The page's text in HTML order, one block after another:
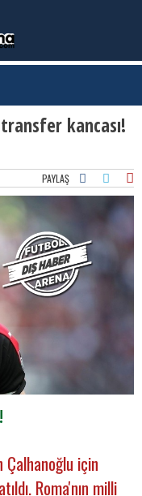
kancası!
PAYLAŞ
Çalhanoğlu için
Roma'nın milli